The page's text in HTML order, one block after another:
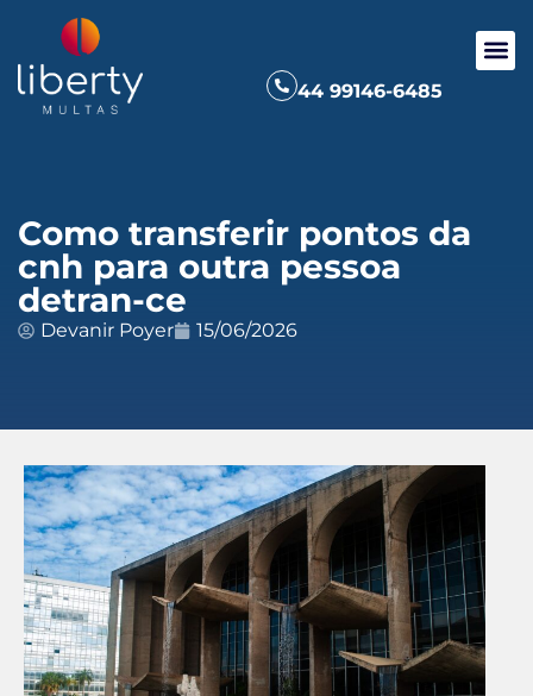
44 99146-6485
Como transferir pontos da
cnh para outra pessoa
detran-ce
Devanir Poyer 15/06/2026